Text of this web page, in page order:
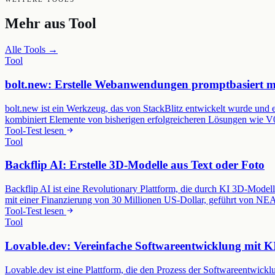
Mehr aus Tool
Alle Tools →
Tool
bolt.new: Erstelle Webanwendungen promptbasiert
bolt.new ist ein Werkzeug, das von StackBlitz entwickelt wurde
kombiniert Elemente von bisherigen erfolgreicheren Lösungen wie
Tool-Test lesen
Tool
Backflip AI: Erstelle 3D-Modelle aus Text oder Foto
Backflip AI ist eine Revolutionary Plattform, die durch KI 3D-
mit einer Finanzierung von 30 Millionen US-Dollar, geführt von
Tool-Test lesen
Tool
Lovable.dev: Vereinfache Softwareentwicklung mit
Lovable.dev ist eine Plattform, die den Prozess der